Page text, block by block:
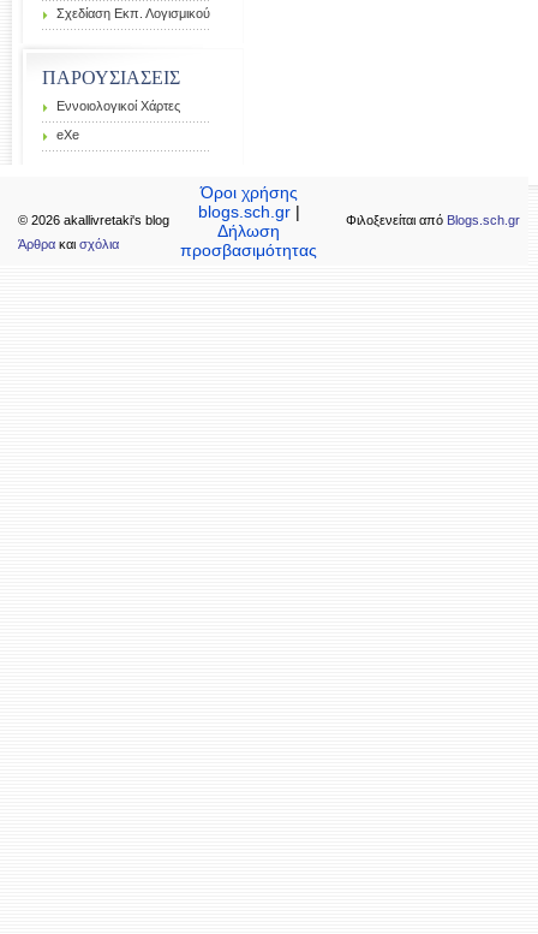
Σχεδίαση Εκπ. Λογισμικού
ΠΑΡΟΥΣΙΑΣΕΙΣ
Εννοιολογικοί Χάρτες
eXe
© 2026 akallivretaki's blog
Άρθρα και σχόλια
Φιλοξενείται από Blogs.sch.gr
Όροι χρήσης
blogs.sch.gr|
Δήλωση
προσβασιμότητας